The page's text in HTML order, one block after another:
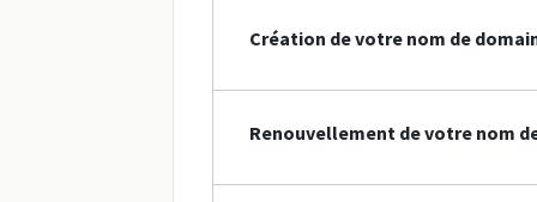
Création de votre nom de
Renouvellement de votre nom